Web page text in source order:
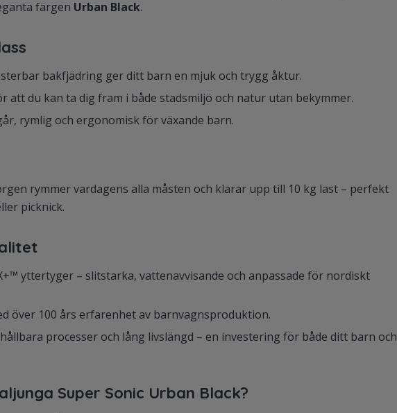
färgen Urban Black.
bakfjädring ger ditt barn en mjuk och trygg åktur.
att du kan ta dig fram i både stadsmiljö och natur utan bekymmer.
rymlig och ergonomisk för växande barn.
rymmer vardagens alla måsten och klarar upp till 10 kg last – perfekt
picknick.
yttertyger – slitstarka, vattenavvisande och anpassade för nordiskt
över 100 års erfarenhet av barnvagnsproduktion.
processer och lång livslängd – en investering för både ditt barn och
Super Sonic Urban Black?